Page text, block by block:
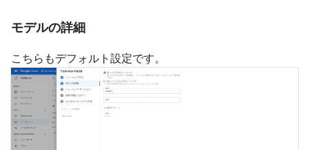
モデルの詳細
こちらもデフォルト設定です。